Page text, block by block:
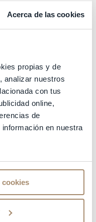
Acerca de las cookies
propias y de
analizar nuestros
con tus
online,
de
en nuestra
cookies